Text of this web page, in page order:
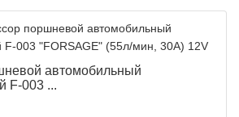
автомобильный
F-003 ...